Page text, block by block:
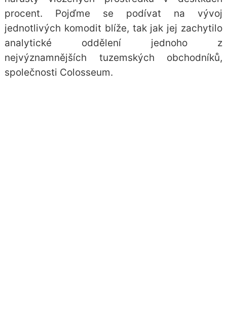
procent. Pojďme se podívat na vývoj
jednotlivých komodit blíže, tak jak jej zachytilo
analytické oddělení jednoho z
nejvýznamnějších tuzemských obchodníků,
společnosti Colosseum.